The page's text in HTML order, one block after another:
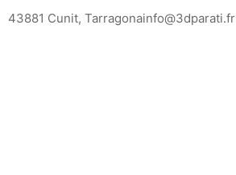
43881 Cunit, Tarragonainfo@3dparati.fr